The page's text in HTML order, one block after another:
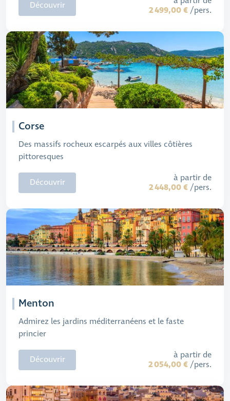
Découvrir 2 499,00 € /pers.
Corse
Des massifs rocheux escarpés aux villes côtières
pittoresques
Découvrir à partir de
2 448,00 € /pers.
Menton
Admirez les jardins méditerranéens et le faste
princier
Découvrir à partir de
2 054,00 € /pers.